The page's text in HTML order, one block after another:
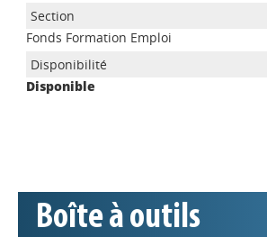
Fonds Formation Emploi
Disponible
Boîte à outils
Appels à projets
Base documentaire